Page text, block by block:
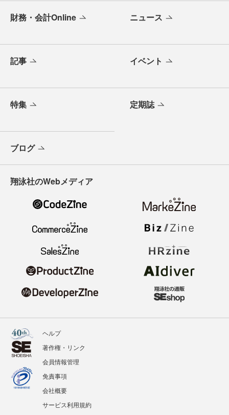
財務・会計Online ニュース
記事 イベント
特集 定期誌
ブログ
翔泳社のWebメディア
ヘルプ
著作権・リンク
会員情報管理
免責事項
会社概要
サービス利用規約